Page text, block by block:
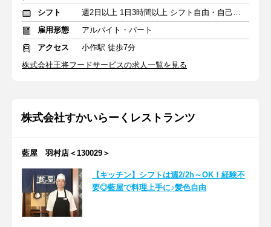
シフト
週2日以上 1日3時間以上 シフト自由・自己申告
雇用形態
アルバイト・パート
アクセス
小作駅 徒歩7分
株式会社王将フードサービスの求人一覧を見る
株式会社すかいらーくレストランツ
藍屋 羽村店＜130029＞
【キッチン】シフトは週2/2h～OK！経験不
要◎藍屋で料理上手に♪髪色自由